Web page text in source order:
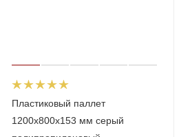
Пластиковый паллет
1200x800x153 мм серый